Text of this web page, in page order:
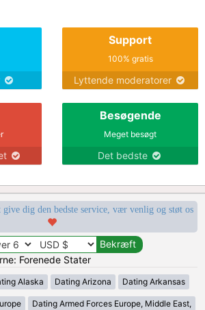
Support
100% gratis
Lyttende moderatorer
Besøgende
Meget besøgt
Det bedste
dig den bedste service, vær venlig og støt os
Forenede Stater
Alaska Dating Arizona Dating Arkansas
Dating Armed Forces Europe, Middle East,